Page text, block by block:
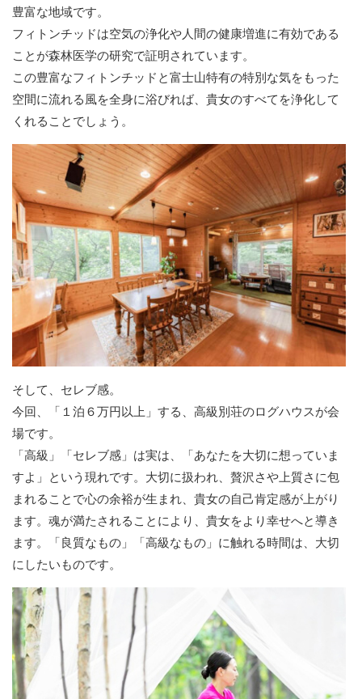
豊富な地域です。
フィトンチッドは空気の浄化や人間の健康増進に有効である
ことが森林医学の研究で証明されています。
この豊富なフィトンチッドと富士山特有の特別な気をもった
空間に流れる風を全身に浴びれば、貴女のすべてを浄化して
くれることでしょう。
そして、セレブ感。
今回、「１泊６万円以上」する、高級別荘のログハウスが会
場です。
「高級」「セレブ感」は実は、「あなたを大切に想っていま
すよ」という現れです。大切に扱われ、贅沢さや上質さに包
まれることで心の余裕が生まれ、貴女の自己肯定感が上がり
ます。魂が満たされることにより、貴女をより幸せへと導き
ます。「良質なもの」「高級なもの」に触れる時間は、大切
にしたいものです。